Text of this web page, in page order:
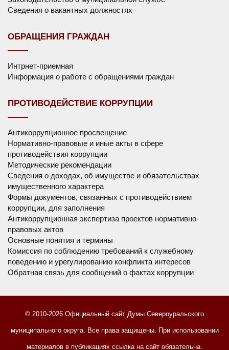
Сведения о вакантных должностях
ОБРАЩЕНИЯ ГРАЖДАН
Интрнет-приемная
Информация о работе с обращениями граждан
ПРОТИВОДЕЙСТВИЕ КОРРУПЦИИ
Антикоррупционное просвещение
Нормативно-правовые и иные акты в сфере
противодействия коррупции
Методические рекомендации
Сведения о доходах, об имуществе и обязательствах
имущественного характера
Формы документов, связанных с противодействием
коррупции, для заполнения
Антикоррупционная экспертиза проектов нормативно-
правовых актов
Основные понятия и термины
Комиссия по соблюдению требований к служебному
поведению и урегулированию конфликта интересов
Обратная связь для сообщений о фактах коррупции
© 2010-2026 Официальный сайт Думы Североуральского
муниципального округа. Все права защищены. При использовании
материалов в публикациях ссылка на сайт обязательна.